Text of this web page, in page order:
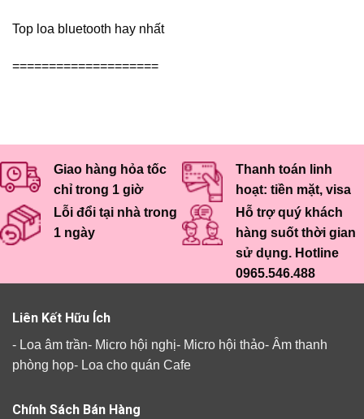
Top loa bluetooth hay nhất
====================
Giao hàng hỏa tốc
chỉ trong 1 giờ
Thanh toán linh
hoạt: tiền mặt, visa
Lỗi đổi tại nhà trong
1 ngày
Hỗ trợ quý khách
hàng suốt thời gian
sử dụng. Hotline
0965.546.488
Liên Kết Hữu Ích
- Loa âm trần- Micro hội nghị- Micro hội thảo- Âm thanh
phòng họp- Loa cho quán Cafe
Chính Sách Bán Hàng